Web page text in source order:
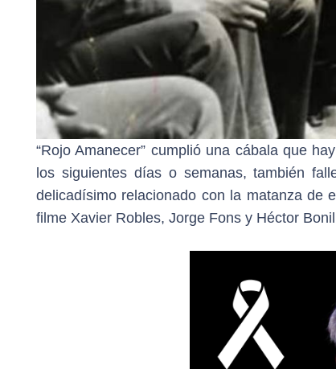
“Rojo Amanecer” cumplió una cábala que
los siguientes días o semanas, también
delicadísimo relacionado con la matanza de
filme Xavier Robles, Jorge Fons y Héctor